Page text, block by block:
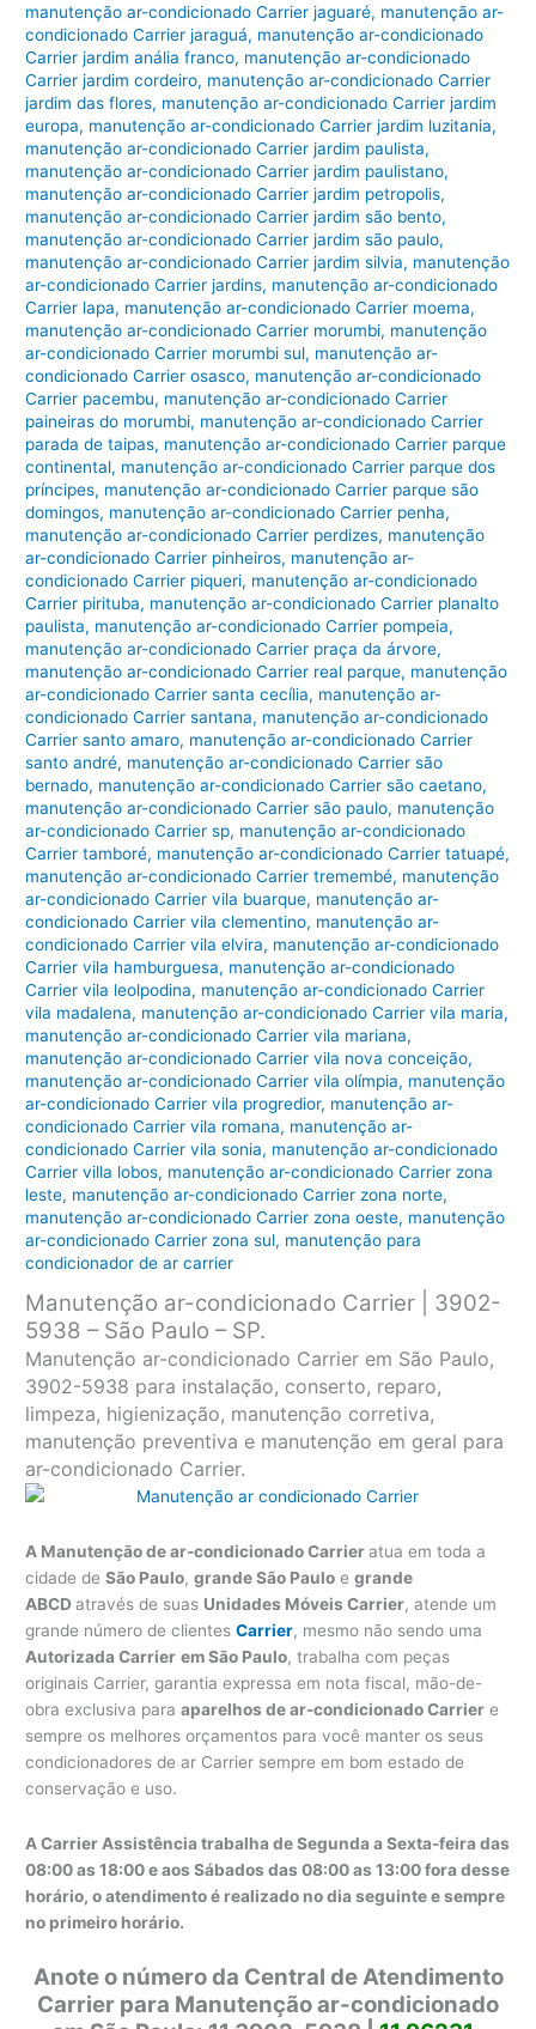
manutenção ar-condicionado Carrier jaguaré, manutenção ar-
condicionado Carrier jaraguá, manutenção ar-condicionado
Carrier jardim anália franco, manutenção ar-condicionado
Carrier jardim cordeiro, manutenção ar-condicionado Carrier
jardim das flores, manutenção ar-condicionado Carrier jardim
europa, manutenção ar-condicionado Carrier jardim luzitania,
manutenção ar-condicionado Carrier jardim paulista,
manutenção ar-condicionado Carrier jardim paulistano,
manutenção ar-condicionado Carrier jardim petropolis,
manutenção ar-condicionado Carrier jardim são bento,
manutenção ar-condicionado Carrier jardim são paulo,
manutenção ar-condicionado Carrier jardim silvia, manutenção
ar-condicionado Carrier jardins, manutenção ar-condicionado
Carrier lapa, manutenção ar-condicionado Carrier moema,
manutenção ar-condicionado Carrier morumbi, manutenção
ar-condicionado Carrier morumbi sul, manutenção ar-
condicionado Carrier osasco, manutenção ar-condicionado
Carrier pacembu, manutenção ar-condicionado Carrier
paineiras do morumbi, manutenção ar-condicionado Carrier
parada de taipas, manutenção ar-condicionado Carrier parque
continental, manutenção ar-condicionado Carrier parque dos
príncipes, manutenção ar-condicionado Carrier parque são
domingos, manutenção ar-condicionado Carrier penha,
manutenção ar-condicionado Carrier perdizes, manutenção
ar-condicionado Carrier pinheiros, manutenção ar-
condicionado Carrier piqueri, manutenção ar-condicionado
Carrier pirituba, manutenção ar-condicionado Carrier planalto
paulista, manutenção ar-condicionado Carrier pompeia,
manutenção ar-condicionado Carrier praça da árvore,
manutenção ar-condicionado Carrier real parque, manutenção
ar-condicionado Carrier santa cecília, manutenção ar-
condicionado Carrier santana, manutenção ar-condicionado
Carrier santo amaro, manutenção ar-condicionado Carrier
santo andré, manutenção ar-condicionado Carrier são
bernado, manutenção ar-condicionado Carrier são caetano,
manutenção ar-condicionado Carrier são paulo, manutenção
ar-condicionado Carrier sp, manutenção ar-condicionado
Carrier tamboré, manutenção ar-condicionado Carrier tatuapé,
manutenção ar-condicionado Carrier tremembé, manutenção
ar-condicionado Carrier vila buarque, manutenção ar-
condicionado Carrier vila clementino, manutenção ar-
condicionado Carrier vila elvira, manutenção ar-condicionado
Carrier vila hamburguesa, manutenção ar-condicionado
Carrier vila leolpodina, manutenção ar-condicionado Carrier
vila madalena, manutenção ar-condicionado Carrier vila maria,
manutenção ar-condicionado Carrier vila mariana,
manutenção ar-condicionado Carrier vila nova conceição,
manutenção ar-condicionado Carrier vila olímpia, manutenção
ar-condicionado Carrier vila progredior, manutenção ar-
condicionado Carrier vila romana, manutenção ar-
condicionado Carrier vila sonia, manutenção ar-condicionado
Carrier villa lobos, manutenção ar-condicionado Carrier zona
leste, manutenção ar-condicionado Carrier zona norte,
manutenção ar-condicionado Carrier zona oeste, manutenção
ar-condicionado Carrier zona sul, manutenção para
condicionador de ar carrier
Manutenção ar-condicionado Carrier | 3902-
5938 – São Paulo – SP.
Manutenção ar-condicionado Carrier em São Paulo,
3902-5938 para instalação, conserto, reparo,
limpeza, higienização, manutenção corretiva,
manutenção preventiva e manutenção em geral para
ar-condicionado Carrier.
A Manutenção de ar-condicionado Carrieratua em toda a
cidade deSão Paulo,grande São Paulo egrande
ABCDatravés de suas Unidades Móveis Carrier, atende um
grande número de clientesCarrier, mesmo não sendo uma
Autorizada Carrier em São Paulo, trabalha com peças
originais Carrier, garantia expressa em nota fiscal, mão-de-
obra exclusiva paraaparelhos de ar-condicionado Carrier e
sempre os melhores orçamentos para você manter os seus
condicionadores de ar Carrier sempre em bom estado de
conservação e uso.
A Carrier Assistência trabalha de Segunda a Sexta-feira das
08:00 as 18:00 e aos Sábados das 08:00 as 13:00 fora desse
horário, o atendimento é realizado no dia seguinte e sempre
no primeiro horário.
Anote o número da Central de Atendimento
Carrier para Manutenção ar-condicionado